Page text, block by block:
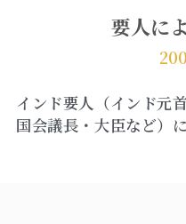
要人に
インド要人（インド元
国会議長・大臣など）